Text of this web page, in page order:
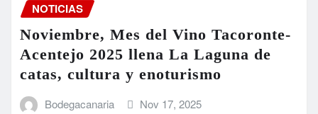
NOTICIAS
Noviembre, Mes del Vino Tacoronte-
Acentejo 2025 llena La Laguna de
catas, cultura y enoturismo
Bodegacanaria Nov 17, 2025